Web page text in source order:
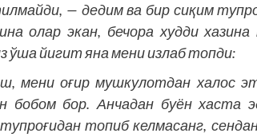
— дедим ва бир сиқим
олар экан, бечора худди хазина
ўша йигит яна мени излаб топди:
мени оғир мушкулотдан халос
бобом бор. Анчадан буён хаста
топиб келмасанг,